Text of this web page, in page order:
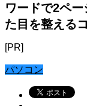
ワードで2ペ
た目を整える
[PR]
パソコン